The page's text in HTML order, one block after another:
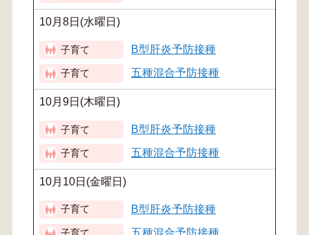
10月8日(水曜日)
B型肝炎予防接種
五種混合予防接種
10月9日(木曜日)
B型肝炎予防接種
五種混合予防接種
10月10日(金曜日)
B型肝炎予防接種
五種混合予防接種